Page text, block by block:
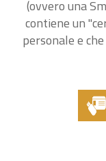
(ovvero una
contiene un
personale e